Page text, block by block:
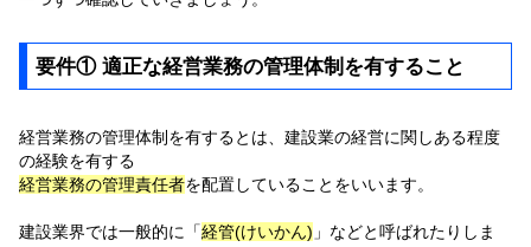
要件① 適正な経営業務の管理体制を有すること
経営業務の管理体制を有するとは、建設業の経営に関しある程度
の経験を有する
経営業務の管理責任者を配置していることをいいます。
建設業界では一般的に「経管(けいかん) 」などと呼ばれたりしま